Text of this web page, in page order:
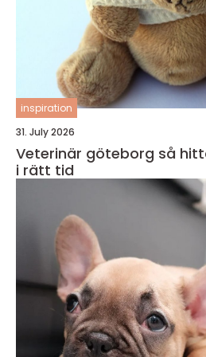
inspiration
31. July 2026
Veterinär göteborg så hittar djuret rätt vård
i rätt tid